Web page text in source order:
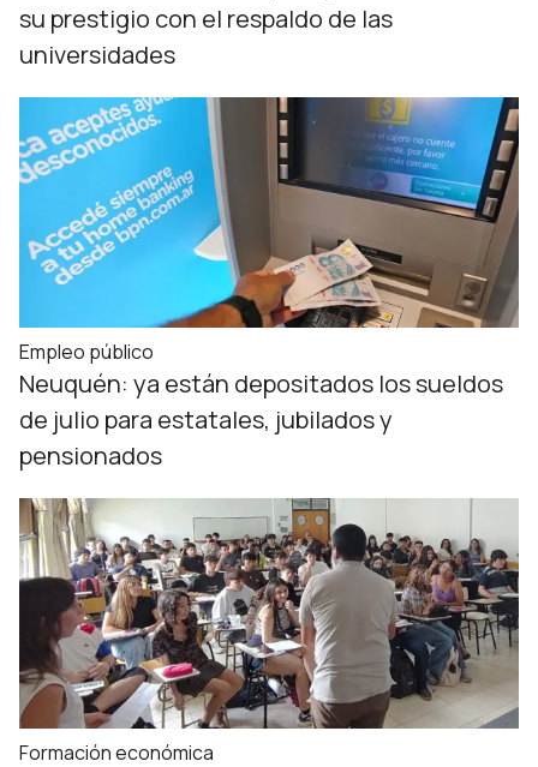
su prestigio con el respaldo de las
universidades
Empleo público
Neuquén: ya están depositados los sueldos
de julio para estatales, jubilados y
pensionados
Formación económica